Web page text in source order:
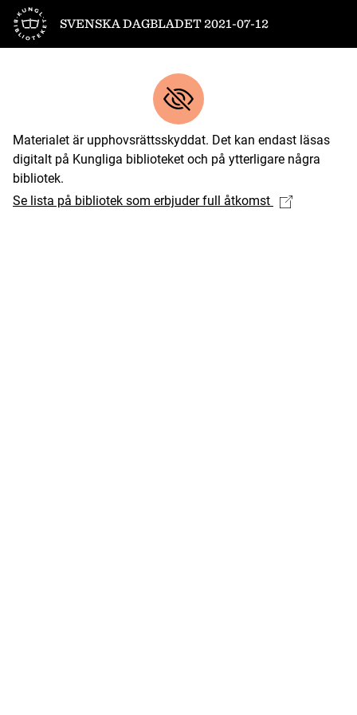
Till startsidan
SVENSKA DAGBLADET 2021-07-12
Materialet är upphovsrättsskyddat. Det kan endast läsas
digitalt på Kungliga biblioteket och på ytterligare några
bibliotek.
Se lista på bibliotek som erbjuder full åtkomst